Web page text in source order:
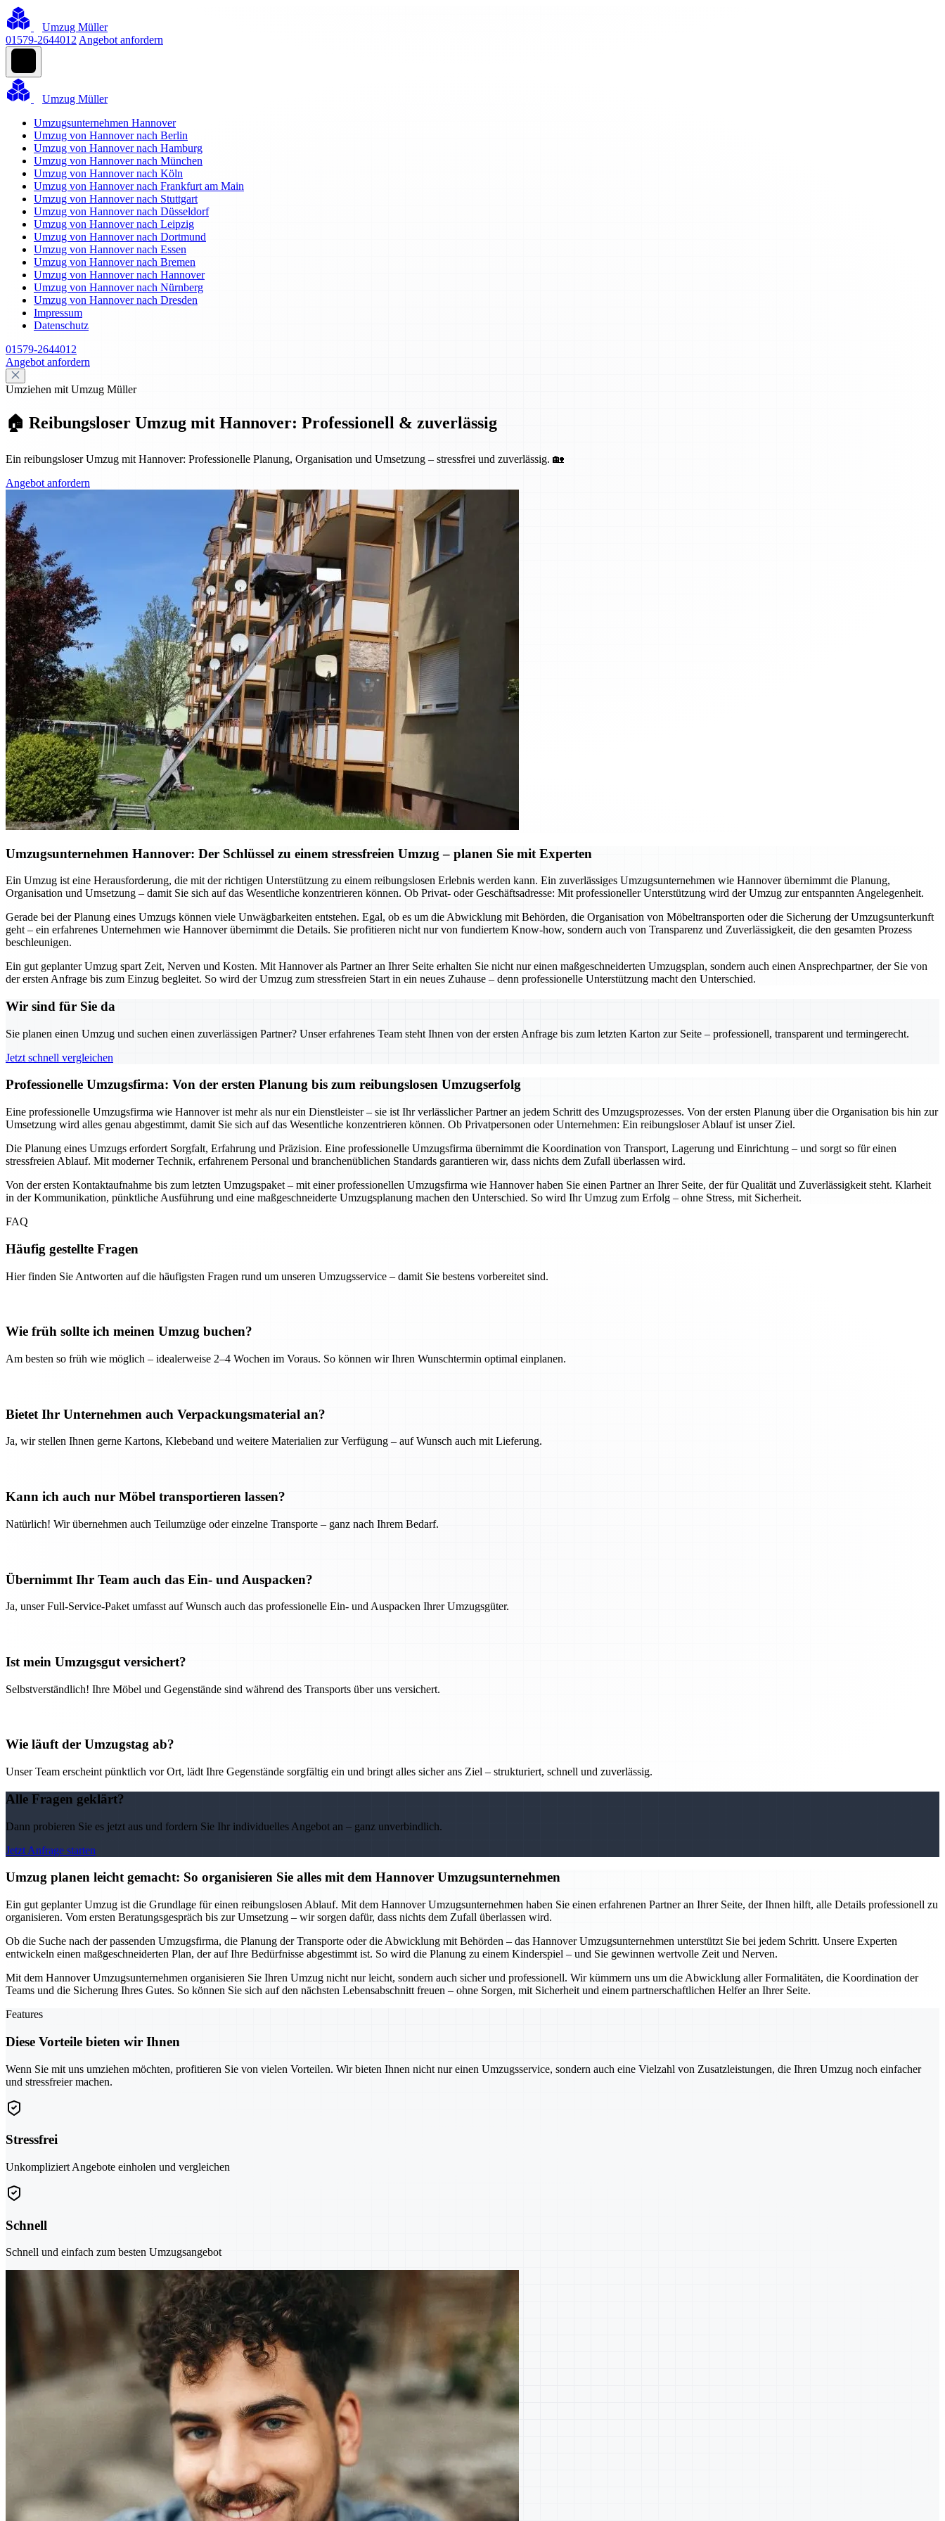
Umzug Müller
01579-2644012 Angebot anfordern
Umzug Müller
Umzugsunternehmen Hannover
Umzug von Hannover nach Berlin
Umzug von Hannover nach Hamburg
Umzug von Hannover nach München
Umzug von Hannover nach Köln
Umzug von Hannover nach Frankfurt am Main
Umzug von Hannover nach Stuttgart
Umzug von Hannover nach Düsseldorf
Umzug von Hannover nach Leipzig
Umzug von Hannover nach Dortmund
Umzug von Hannover nach Essen
Umzug von Hannover nach Bremen
Umzug von Hannover nach Hannover
Umzug von Hannover nach Nürnberg
Umzug von Hannover nach Dresden
Impressum
Datenschutz
01579-2644012
Angebot anfordern
Umziehen mit Umzug Müller
🏠 Reibungsloser Umzug mit Hannover: Professionell & zuverlässig
Ein reibungsloser Umzug mit Hannover: Professionelle Planung, Organisation und Umsetzung – stressfrei und zuverlässig. 🏡
Angebot anfordern
Umzugsunternehmen Hannover: Der Schlüssel zu einem stressfreien Umzug – planen Sie mit Experten
Ein Umzug ist eine Herausforderung, die mit der richtigen Unterstützung zu einem reibungslosen Erlebnis werden kann. Ein zuverlässiges Umzugsunternehmen wie Hannover übernimmt die Planung,
Organisation und Umsetzung – damit Sie sich auf das Wesentliche konzentrieren können. Ob Privat- oder Geschäftsadresse: Mit professioneller Unterstützung wird der Umzug zur entspannten Angelegenheit.
Gerade bei der Planung eines Umzugs können viele Unwägbarkeiten entstehen. Egal, ob es um die Abwicklung mit Behörden, die Organisation von Möbeltransporten oder die Sicherung der Umzugsunterkunft
geht – ein erfahrenes Unternehmen wie Hannover übernimmt die Details. Sie profitieren nicht nur von fundiertem Know-how, sondern auch von Transparenz und Zuverlässigkeit, die den gesamten Prozess
beschleunigen.
Ein gut geplanter Umzug spart Zeit, Nerven und Kosten. Mit Hannover als Partner an Ihrer Seite erhalten Sie nicht nur einen maßgeschneiderten Umzugsplan, sondern auch einen Ansprechpartner, der Sie von
der ersten Anfrage bis zum Einzug begleitet. So wird der Umzug zum stressfreien Start in ein neues Zuhause – denn professionelle Unterstützung macht den Unterschied.
Wir sind für Sie da
Sie planen einen Umzug und suchen einen zuverlässigen Partner? Unser erfahrenes Team steht Ihnen von der ersten Anfrage bis zum letzten Karton zur Seite – professionell, transparent und termingerecht.
Jetzt schnell vergleichen
Professionelle Umzugsfirma: Von der ersten Planung bis zum reibungslosen Umzugserfolg
Eine professionelle Umzugsfirma wie Hannover ist mehr als nur ein Dienstleister – sie ist Ihr verlässlicher Partner an jedem Schritt des Umzugsprozesses. Von der ersten Planung über die Organisation bis hin zur
Umsetzung wird alles genau abgestimmt, damit Sie sich auf das Wesentliche konzentrieren können. Ob Privatpersonen oder Unternehmen: Ein reibungsloser Ablauf ist unser Ziel.
Die Planung eines Umzugs erfordert Sorgfalt, Erfahrung und Präzision. Eine professionelle Umzugsfirma übernimmt die Koordination von Transport, Lagerung und Einrichtung – und sorgt so für einen
stressfreien Ablauf. Mit moderner Technik, erfahrenem Personal und branchenüblichen Standards garantieren wir, dass nichts dem Zufall überlassen wird.
Von der ersten Kontaktaufnahme bis zum letzten Umzugspaket – mit einer professionellen Umzugsfirma wie Hannover haben Sie einen Partner an Ihrer Seite, der für Qualität und Zuverlässigkeit steht. Klarheit
in der Kommunikation, pünktliche Ausführung und eine maßgeschneiderte Umzugsplanung machen den Unterschied. So wird Ihr Umzug zum Erfolg – ohne Stress, mit Sicherheit.
FAQ
Häufig gestellte Fragen
Hier finden Sie Antworten auf die häufigsten Fragen rund um unseren Umzugsservice – damit Sie bestens vorbereitet sind.
Wie früh sollte ich meinen Umzug buchen?
Am besten so früh wie möglich – idealerweise 2–4 Wochen im Voraus. So können wir Ihren Wunschtermin optimal einplanen.
Bietet Ihr Unternehmen auch Verpackungsmaterial an?
Ja, wir stellen Ihnen gerne Kartons, Klebeband und weitere Materialien zur Verfügung – auf Wunsch auch mit Lieferung.
Kann ich auch nur Möbel transportieren lassen?
Natürlich! Wir übernehmen auch Teilumzüge oder einzelne Transporte – ganz nach Ihrem Bedarf.
Übernimmt Ihr Team auch das Ein- und Auspacken?
Ja, unser Full-Service-Paket umfasst auf Wunsch auch das professionelle Ein- und Auspacken Ihrer Umzugsgüter.
Ist mein Umzugsgut versichert?
Selbstverständlich! Ihre Möbel und Gegenstände sind während des Transports über uns versichert.
Wie läuft der Umzugstag ab?
Unser Team erscheint pünktlich vor Ort, lädt Ihre Gegenstände sorgfältig ein und bringt alles sicher ans Ziel – strukturiert, schnell und zuverlässig.
Alle Fragen geklärt?
Dann probieren Sie es jetzt aus und fordern Sie Ihr individuelles Angebot an – ganz unverbindlich.
Jetzt Anfrage starten
Umzug planen leicht gemacht: So organisieren Sie alles mit dem Hannover Umzugsunternehmen
Ein gut geplanter Umzug ist die Grundlage für einen reibungslosen Ablauf. Mit dem Hannover Umzugsunternehmen haben Sie einen erfahrenen Partner an Ihrer Seite, der Ihnen hilft, alle Details professionell zu
organisieren. Vom ersten Beratungsgespräch bis zur Umsetzung – wir sorgen dafür, dass nichts dem Zufall überlassen wird.
Ob die Suche nach der passenden Umzugsfirma, die Planung der Transporte oder die Abwicklung mit Behörden – das Hannover Umzugsunternehmen unterstützt Sie bei jedem Schritt. Unsere Experten
entwickeln einen maßgeschneiderten Plan, der auf Ihre Bedürfnisse abgestimmt ist. So wird die Planung zu einem Kinderspiel – und Sie gewinnen wertvolle Zeit und Nerven.
Mit dem Hannover Umzugsunternehmen organisieren Sie Ihren Umzug nicht nur leicht, sondern auch sicher und professionell. Wir kümmern uns um die Abwicklung aller Formalitäten, die Koordination der
Teams und die Sicherung Ihres Gutes. So können Sie sich auf den nächsten Lebensabschnitt freuen – ohne Sorgen, mit Sicherheit und einem partnerschaftlichen Helfer an Ihrer Seite.
Features
Diese Vorteile bieten wir Ihnen
Wenn Sie mit uns umziehen möchten, profitieren Sie von vielen Vorteilen. Wir bieten Ihnen nicht nur einen Umzugsservice, sondern auch eine Vielzahl von Zusatzleistungen, die Ihren Umzug noch einfacher
und stressfreier machen.
Stressfrei
Unkompliziert Angebote einholen und vergleichen
Schnell
Schnell und einfach zum besten Umzugsangebot